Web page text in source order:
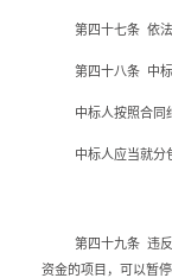
第四十七条 依
第四十八条 中
中标人按照合同
中标人应当就分
第四十九条 违
资金的项目，可以暂